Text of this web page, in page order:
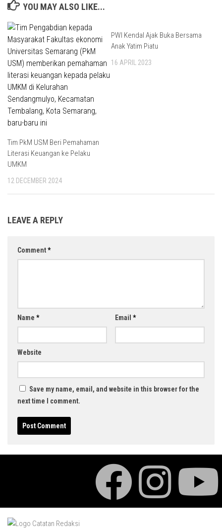
YOU MAY ALSO LIKE...
Tim PkM USM Beri Pemahaman
Literasi Keuangan ke Pelaku
UMKM
12 DECEMBER 2024
PWI Kendal Ajak Buka Bersama
Anak Yatim Piatu
16 APRIL 2023
LEAVE A REPLY
Comment*
Name * Email *
Website
Save my name, email, and website in this browser for the
next time I comment.